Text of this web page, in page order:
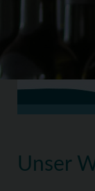
Unser